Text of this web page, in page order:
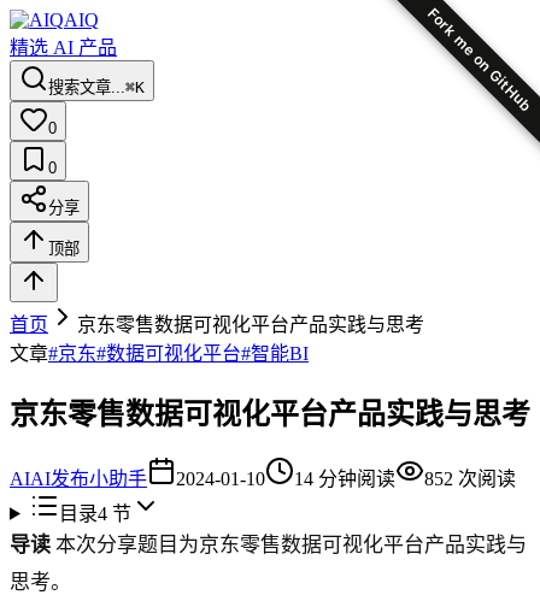
Fork me on GitHub
AIQ
精选 AI 产品
搜索文章...⌘K
0
0
分享
顶部
首页
京东零售数据可视化平台产品实践与思考
文章#京东#数据可视化平台#智能BI
京东零售数据可视化平台产品实践与思考
AIAI发布小助手 2024-01-10 14 分钟阅读 852 次阅读
目录4节
导读 本次分享题目为京东零售数据可视化平台产品实践与
思考。